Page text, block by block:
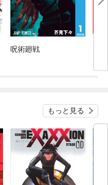
呪術廻戦
もっと見る